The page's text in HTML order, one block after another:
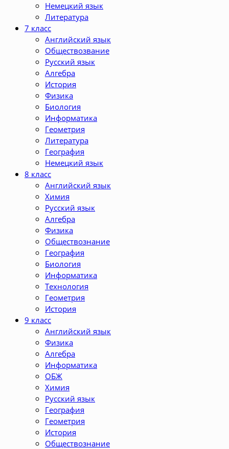
Немецкий язык
Литература
7 класс
Английский язык
Обществозвание
Русский язык
Алгебра
История
Физика
Биология
Информатика
Геометрия
Литература
География
Немецкий язык
8 класс
Английский язык
Химия
Русский язык
Алгебра
Физика
Обществознание
География
Биология
Информатика
Технология
Геометрия
История
9 класс
Английский язык
Физика
Алгебра
Информатика
ОБЖ
Химия
Русский язык
География
Геометрия
История
Обществознание